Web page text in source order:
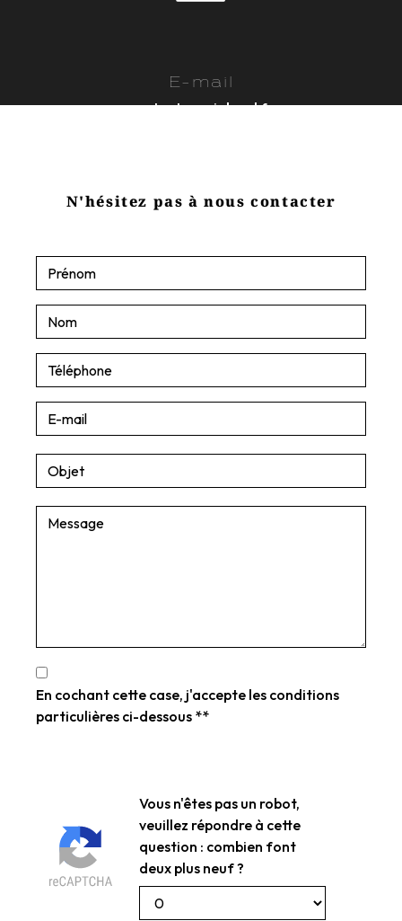
E-mail
contact@sasjobard.fr
N'hésitez pas à nous contacter
En cochant cette case, j'accepte les conditions
particulières ci-dessous **
Vous n'êtes pas un robot,
veuillez répondre à cette
question : combien font
deux plus neuf ?